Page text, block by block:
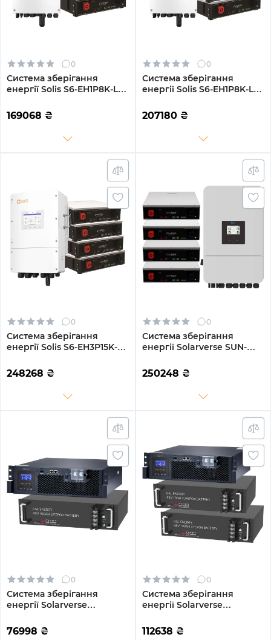
0
Система зберігання
енергії Solis S6-EH1P8K-L-
15.36kWh 3BAT LiFePO4
6000 циклів
169068 ₴
0
Система зберігання
енергії Solis S6-EH1P8K-L-
20.48kWh 4BAT LiFePO4
6000 циклів
207180 ₴
0
Система зберігання
енергії Solis S6-EH3P15K-L-
20.48kWh 4BAT LiFePO4
6000 циклів
248268 ₴
0
Система зберігання
енергії Solarverse SUN-
4DY20.48K-LFP-W 14kW
20.48kWh 4BAT LiFePO4
250248 ₴
0
Система зберігання
енергії Solarverse
4.8kWh 1BAT LiFePO4 6500
циклів
76998 ₴
0
Система зберігання
енергії Solarverse
5 9.6kWh 2BAT LiFePO4
6500 циклів
112638 ₴